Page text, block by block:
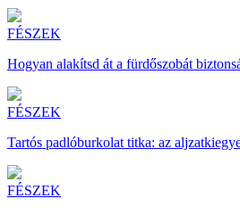
FÉSZEK
Hogyan alakítsd át a fürdőszobát
FÉSZEK
Tartós padlóburkolat titka: az
FÉSZEK